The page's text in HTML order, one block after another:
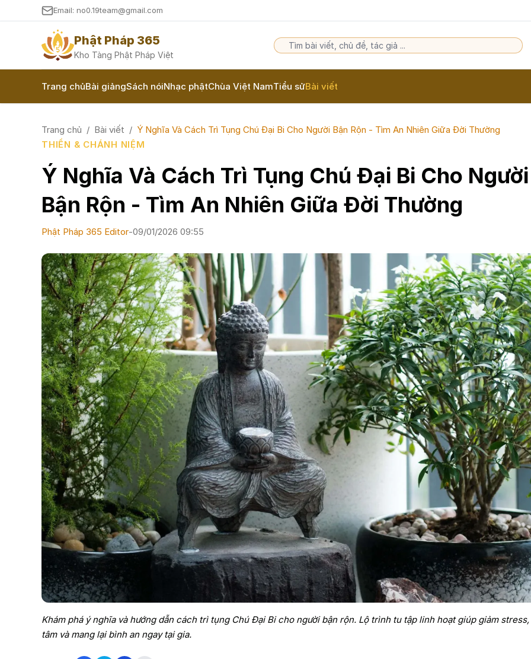
Email: no0.19team@gmail.com
Phật Pháp 365
Kho Tàng Phật Pháp Việt
Trang chủBài giảngSách nóiNhạc phậtChùa Việt NamTiểu sửBài viết
Trang chủ / Bài viết / Ý Nghĩa Và Cách Trì Tụng Chú Đại Bi Cho Người Bận Rộn - Tìm An Nhiên Giữa Đời Thường
THIỀN & CHÁNH NIỆM
Ý Nghĩa Và Cách Trì Tụng Chú Đại Bi Cho Người
Bận Rộn - Tìm An Nhiên Giữa Đời Thường
Phật Pháp 365 Editor-09/01/2026 09:55
Khám phá ý nghĩa và hướng dẫn cách trì tụng Chú Đại Bi cho người bận rộn. Lộ trình tu tập linh hoạt giúp giảm
tâm và mang lại bình an ngay tại gia.